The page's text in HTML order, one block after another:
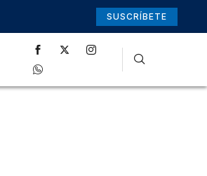
SUSCRÍBETE